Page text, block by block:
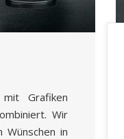
Grafiken
Wir
in